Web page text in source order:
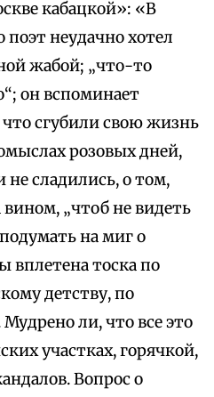
кабацкой»: «В
поэт неудачно хотел
жабой; „что-то
он вспоминает
сгубили свою жизнь
розовых дней,
сладились, о том,
вином, „чтоб не видеть
на миг о
вплетена тоска по
детству, по
ли, что все это
участках, горячкой,
Вопрос о